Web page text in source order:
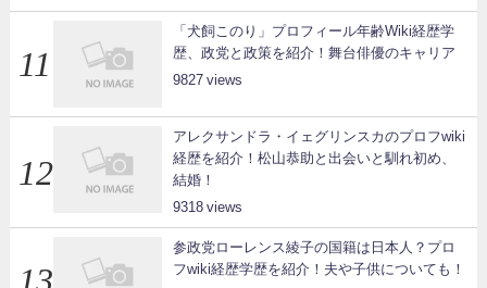
「犬飼このり」プロフィール年齢Wiki経歴学
歴、政党と政策を紹介！舞台俳優のキャリア
9827
アレクサンドラ・イェグリンスカのプロフwiki
経歴を紹介！松山恭助と出会いと馴れ初め、
結婚！
9318
参政党ローレンス綾子の国籍は日本人？プロ
フwiki経歴学歴を紹介！夫や子供についても！